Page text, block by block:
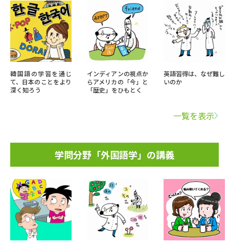
韓国語の学習を通じ
て、日本のことをより
深く知ろう
インディアンの視点か
らアメリカの「今」と
「歴史」をひもとく
英語習得は、なぜ難し
いのか
一覧を表示
学問分野「外国語学」の講義